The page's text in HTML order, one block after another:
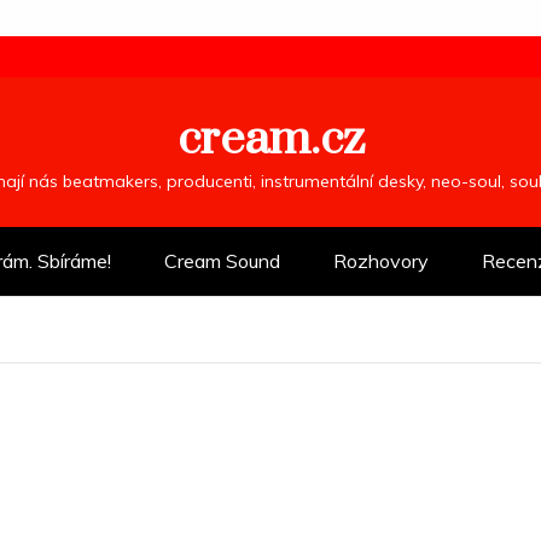
cream.cz
nás beatmakers, producenti, instrumentální desky, neo-soul,
Sbíráme! Cream Sound Rozhovory